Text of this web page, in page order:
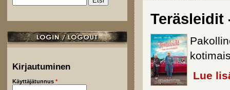
Hakulomake
Kirjautuminen
Käyttäjätunnus *
Teräsleidit
Lue